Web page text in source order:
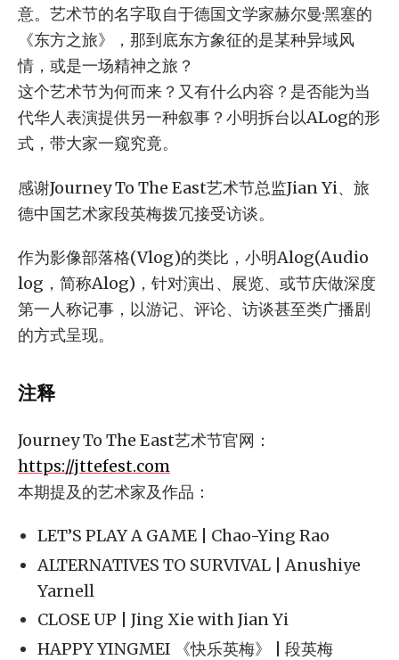
意。艺术节的名字取自于德国文学家赫尔曼·黑塞的
《东方之旅》，那到底东方象征的是某种异域风
情，或是一场精神之旅？
这个艺术节为何而来？又有什么内容？是否能为当
代华人表演提供另一种叙事？小明拆台以ALog的形
式，带大家一窥究竟。
感谢Journey To The East艺术节总监Jian Yi、旅
德中国艺术家段英梅拨冗接受访谈。
作为影像部落格(Vlog)的类比，小明Alog(Audio
log，简称Alog)，针对演出、展览、或节庆做深度
第一人称记事，以游记、评论、访谈甚至类广播剧
的方式呈现。
注释
Journey To The East艺术节官网：
https://jttefest.com
本期提及的艺术家及作品：
LET’S PLAY A GAME | Chao-Ying Rao
ALTERNATIVES TO SURVIVAL | Anushiye
Yarnell
CLOSE UP | Jing Xie with Jian Yi
HAPPY YINGMEI 《快乐英梅》 | 段英梅